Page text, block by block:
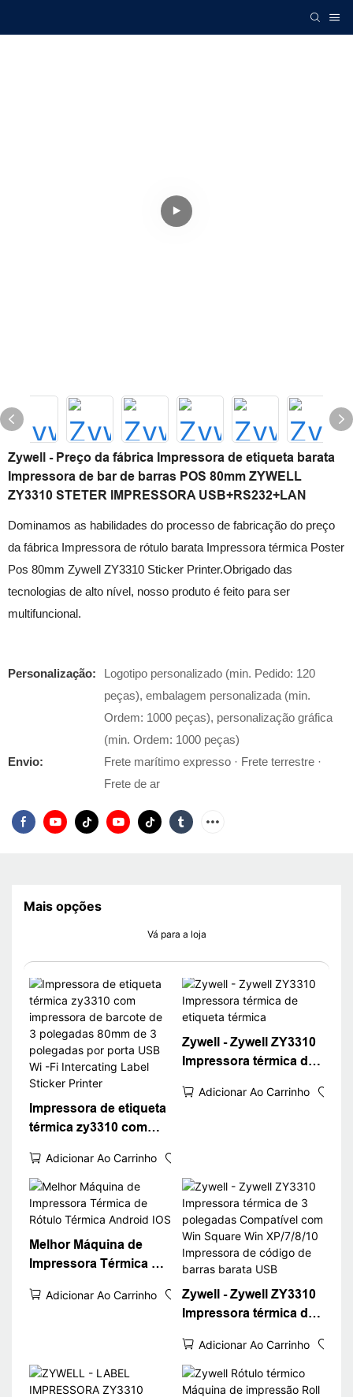
Zywell - Preço da fábrica Impressora de etiqueta barata
Impressora de bar de barras POS 80mm ZYWELL
ZY3310 STETER IMPRESSORA USB+RS232+LAN
Dominamos as habilidades do processo de fabricação do preço
da fábrica Impressora de rótulo barata Impressora térmica Poster
Pos 80mm Zywell ZY3310 Sticker Printer.Obrigado das
tecnologias de alto nível, nosso produto é feito para ser
multifuncional.
Personalização:
Logotipo personalizado (min. Pedido: 120
peças), embalagem personalizada (min.
Ordem: 1000 peças), personalização gráfica
(min. Ordem: 1000 peças)
Envio:
Frete marítimo expresso · Frete terrestre ·
Frete de ar
Mais opções
Vá para a loja
Impressora de etiqueta
térmica zy3310 com
de 3 polegadas 80mm
de 3 polegadas por
porta USB Wi -Fi
Intercating Label
Sticker Printer
Adicionar Ao Carrinho
Zywell - Zywell ZY3310
Impressora térmica de
Adicionar Ao Carrinho
Melhor Máquina de
Impressora Térmica de
Android IOS
Adicionar Ao Carrinho
Zywell - Zywell ZY3310
Impressora térmica de
Compatível com Win
Square Win XP/7/8/10
Impressora de código
Adicionar Ao Carrinho